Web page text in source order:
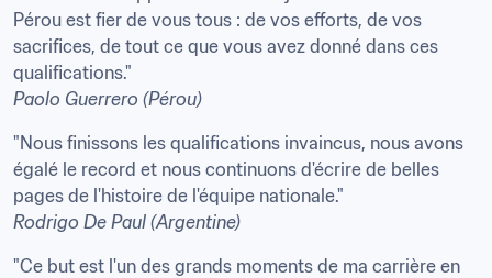
Pérou est fier de vous tous : de vos efforts, de vos
sacrifices, de tout ce que vous avez donné dans ces
Paolo Guerrero (Pérou)
"Nous finissons les qualifications invaincus, nous avons
égalé le record et nous continuons d'écrire de belles
Rodrigo De Paul (Argentine)
"Ce but est l'un des grands moments de ma carrière en